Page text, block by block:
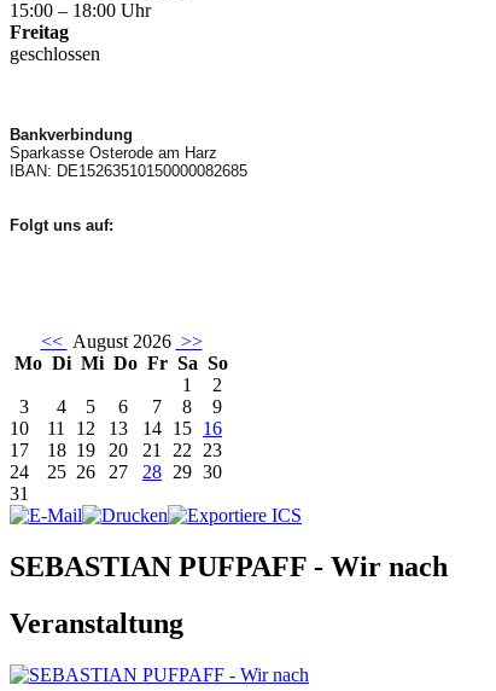
15:00 – 18:00 Uhr
Freitag
geschlossen
Bankverbindung
Sparkasse Osterode am Harz
IBAN: DE15263510150000082685
Folgt uns auf:
<< August 2026 >>
Mo Di Mi Do Fr Sa So
1
2
3
4 5 6 7 8
9
10
11 12 13 14 15 16
17
18 19 20 21 22 23
24
25 26 27 28 29 30
31
SEBASTIAN PUFPAFF - Wir nach
Veranstaltung